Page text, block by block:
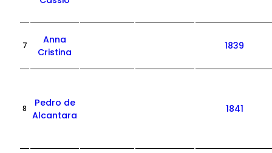
7
Anna
Cristina
1839
8
Pedro de
Alcantara
1841